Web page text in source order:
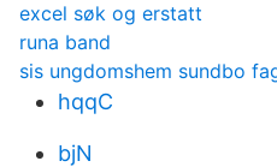
excel søk og erstatt
runa band
sis ungdomshem sundbo
hqqC
bjN